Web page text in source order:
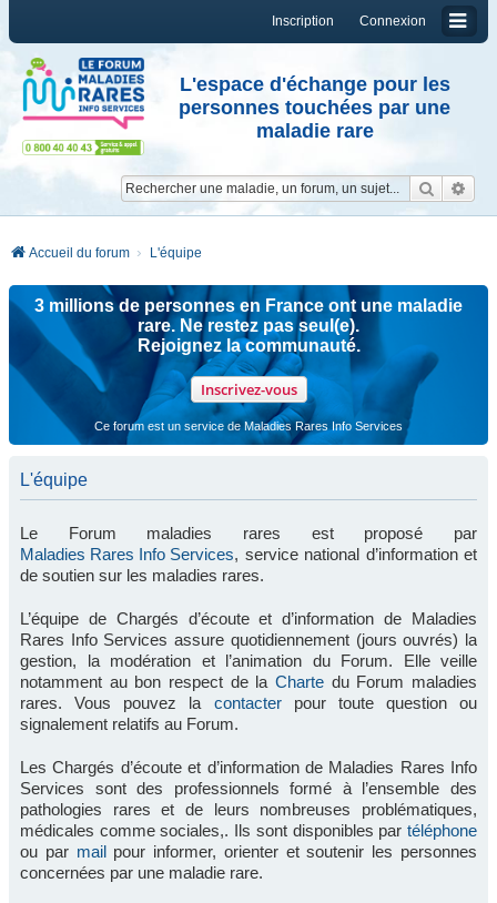
Connexion
Inscription
L'espace d'échange pour les
personnes touchées par une
maladie rare
Accueil du forum L'équipe
3 millions de personnes en France ont une maladie
rare. Ne restez pas seul(e).
Rejoignez la communauté.
Inscrivez-vous
Ce forum est un service de Maladies Rares Info Services
L'équipe
Le Forum maladies rares est proposé par
Maladies Rares Info Services, service national d’information et
de soutien sur les maladies rares.
L’équipe de Chargés d’écoute et d’information de Maladies
Rares Info Services assure quotidiennement (jours ouvrés) la
gestion, la modération et l’animation du Forum. Elle veille
notamment au bon respect de la Charte du Forum maladies
rares. Vous pouvez la contacterpour toute question ou
signalement relatifs au Forum.
Les Chargés d’écoute et d’information de Maladies Rares Info
Services sont des professionnels formé à l’ensemble des
pathologies rares et de leurs nombreuses problématiques,
médicales comme sociales,. Ils sont disponibles par téléphone
ou par mailpour informer, orienter et soutenir les personnes
concernées par une maladie rare.